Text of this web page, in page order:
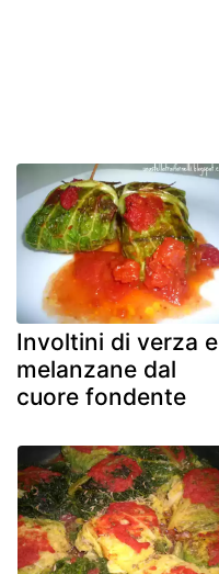
Involtini di verza e
melanzane dal
cuore fondente